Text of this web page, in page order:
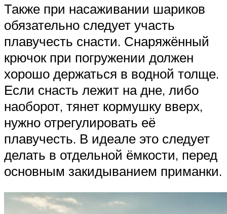
Также при насаживании шариков
обязательно следует участь
плавучесть снасти. Снаряжённый
крючок при погружении должен
хорошо держаться в водной толще.
Если снасть лежит на дне, либо
наоборот, тянет кормушку вверх,
нужно отрегулировать её
плавучесть. В идеале это следует
делать в отдельной ёмкости, перед
основным закидыванием приманки.